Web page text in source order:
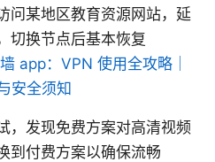
问某地区教育资源网站，延
切换节点后基本恢复
app：VPN 使用全攻略｜
安全须知
，发现免费方案对高清视频
到付费方案以确保流畅